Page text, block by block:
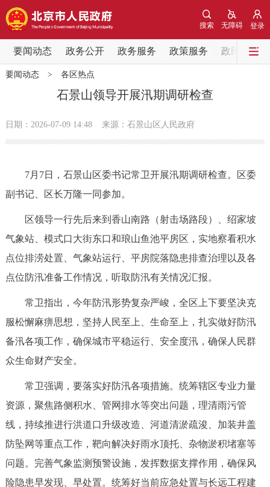
登录
无障碍
搜索
要闻动态 政务公开 政务服务 政策服务 政民互动
要闻动态
党中央精神
政务公开
市领导 机构职能 政策服务
专题公开
政务服务
个人服务 法人服务 部门服务
便民服务 利企服务 投资项目
中介服务 阳光政务
政民互动
12345网上接诉即办 我要咨询 我要建议
要闻动态> 各区热点
石景山领导开展汛期调研检查
日期：2026-07-09 14:48 来源：石景山区人民政府
7月7日，石景山区委书记常卫开展汛期调研检查。区委
副书记、区长万隆一同参加。
区领导一行先后来到香山南路（射击场路段）、绍家坡
气象站、模式口大街东口和琅山鱼池平房区，实地察看积水
点位排涝处置、气象站运行、平房院落隐患排查治理以及各
点位防汛准备工作情况，听取防汛有关情况汇报。
常卫指出，今年防汛形势复杂严峻，全区上下要坚决克
服松懈麻痹思想，坚持人民至上、生命至上，扎实做好防汛
备汛各项工作，确保城市平稳运行、安全度汛，确保人民群
众生命财产安全。
常卫强调，要落实好防汛各项措施。统筹辖区专业力量
资源，聚焦路侧积水、管网排水等突出问题，理清雨污管
线，持续推进行洪道口升级改造、河道清淤疏浚、加装井盖
防坠网等重点工作，靶向解决好雨水顶托、杂物淤积堵塞等
问题。完善气象监测预警设施，发挥数据支撑作用，确保风
险隐患早发现、早处置。统筹好当前应急处置与长远工程建